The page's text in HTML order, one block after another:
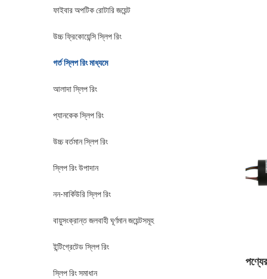
ফাইবার অপটিক রোটারি জয়েন্ট
উচ্চ ফ্রিকোয়েন্সি স্লিপ রিং
গর্ত স্লিপ রিং মাধ্যমে
আলাদা স্লিপ রিং
প্যানকেক স্লিপ রিং
উচ্চ বর্তমান স্লিপ রিং
স্লিপ রিং উপাদান
নন-মার্কিউরি স্লিপ রিং
বায়ুসংক্রান্ত জলবাহী ঘূর্ণমান জয়েন্টসমূহ
ইন্টিগ্রেটেড স্লিপ রিং
স্লিপ রিং সমাধান